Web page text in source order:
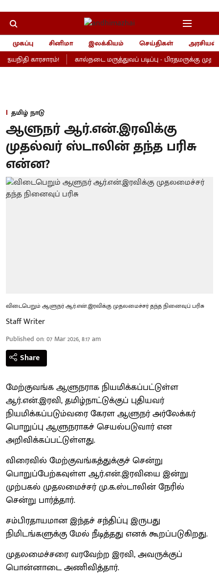
முகப்பு சினிமா இலக்கியம் செய்திகள்
அரசியல்
காரசாரம்!
கால்நடை மருத்துவப் படிப்பு - பிரதமருக்கு
தமிழ் நாடு
ஆளுநர் ஆர்.என்.இரவிக்கு
முதல்வர் ஸ்டாலின் தந்த பரிசு
என்ன?
விடைபெறும் ஆளுநர் ஆர்.என்.இரவிக்கு முதலமைச்சர் தந்த நினைவுப் பரிசு
Staff Writer
Published on:07 Mar 2026, 8:17 am
Share
மேற்குவங்க ஆளுநராக நியமிக்கப்பட்டுள்ள
ஆர்.என்.இரவி, தமிழ்நாட்டுக்குப் புதியவர்
நியமிக்கப்படும்வரை கேரள ஆளுநர் அர்லேக்கர்
பொறுப்பு ஆளுநராகச் செயல்படுவார் என
அறிவிக்கப்பட்டுள்ளது.
விரைவில் மேற்குவங்கத்துக்குச் சென்று
பொறுப்பேற்கவுள்ள ஆர்.என்.இரவியை இன்று
முற்பகல் முதலமைச்சர் மு.க.ஸ்டாலின் நேரில்
சென்று பார்த்தார்.
சம்பிரதாயமான இந்தச் சந்திப்பு இருபது
நிமிடங்களுக்கு மேல் நீடித்தது எனக் கூறப்படுகிறது.
முதலமைச்சரை வரவேற்ற இரவி, அவருக்குப்
பொன்னாடை அணிவித்தார்.